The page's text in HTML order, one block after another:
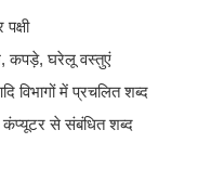
कपड़े, घरेलू वस्तुएं
विभागों में प्रचलित शब्द
कंप्यूटर से संबंधित शब्द